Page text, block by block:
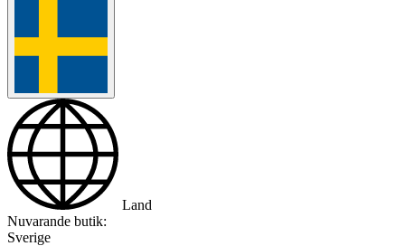
Land
Nuvarande butik:
Sverige